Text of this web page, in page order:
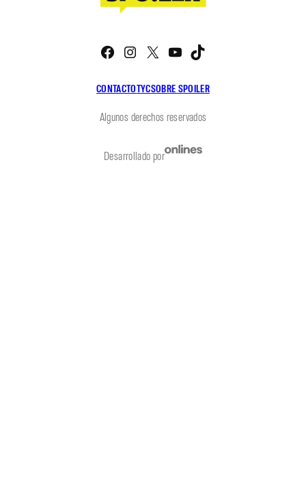
CONTACTOTYCSOBRE SPOILER
Facebook
Instagram
X YouTube
Algunos derechos reservados
Desarrollado por